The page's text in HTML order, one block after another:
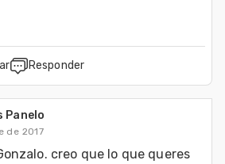
Responder
Panelo
de 2017
creo que lo que queres